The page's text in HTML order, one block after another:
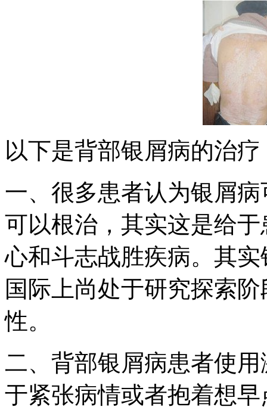
以下是背部银屑病的治疗
一、很多患者认为银屑
可以根治，其实这是给
心和斗志战胜疾病。其
国际上尚处于研究探索
性。
二、背部银屑病患者使
于紧张病情或者抱着想